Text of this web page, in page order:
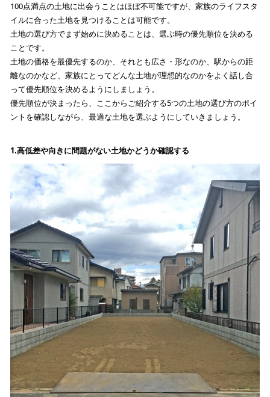
100点満点の土地に出会うことはほぼ不可能ですが、家族のライフスタ
イルに合った土地を見つけることは可能です。
土地の選び方でまず始めに決めることは、選ぶ時の優先順位を決める
ことです。
土地の価格を最優先するのか、それとも広さ・形なのか、駅からの距
離なのかなど、家族にとってどんな土地が理想的なのかをよく話し合
って優先順位を決めるようにしましょう。
優先順位が決まったら、ここからご紹介する5つの土地の選び方のポイ
ントを確認しながら、最適な土地を選ぶようにしていきましょう。
1.高低差や向きに問題がない土地かどうか確認する